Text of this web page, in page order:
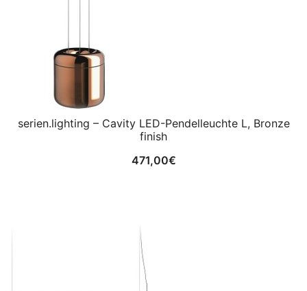
serien.lighting – Cavity LED-Pendelleuchte L, Bronze
finish
471,00€